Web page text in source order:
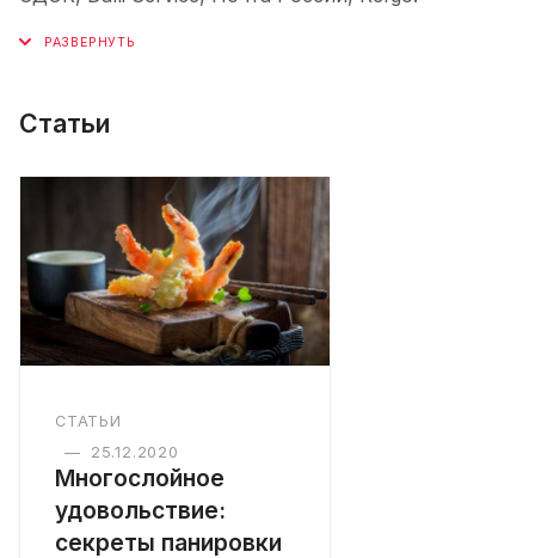
Статьи
СТАТЬИ
—
25.12.2020
Многослойное
удовольствие:
секреты панировки